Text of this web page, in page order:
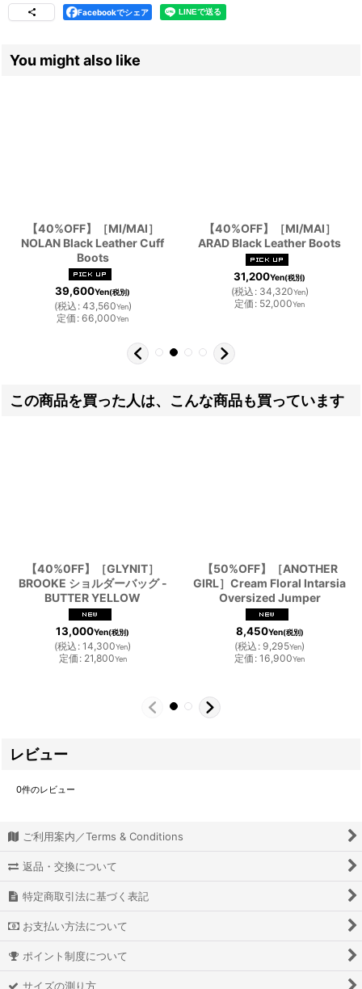
Facebookでシェア
You might also like
【40%OFF】［MI/MAI］
NOLAN Black Leather Cuff
Boots
39,600Yen(税別)
(税込 : 43,560Yen)
定価 : 66,000Yen
【40%OFF】［MI/MAI］
ARAD Black Leather Boots
31,200Yen(税別)
(税込 : 34,320Yen)
定価 : 52,000Yen
この商品を買った人は、こんな商品も買っています
【40%0FF】［GLYNIT］
BROOKE ショルダーバッグ -
BUTTER YELLOW
13,000Yen(税別)
(税込 : 14,300Yen)
定価 : 21,800Yen
【50%OFF】［ANOTHER
GIRL］Cream Floral Intarsia
Oversized Jumper
8,450Yen(税別)
(税込 : 9,295Yen)
定価 : 16,900Yen
レビュー
0件のレビュー
ご利用案内／Terms & Conditions
返品・交換について
特定商取引法に基づく表記
お支払い方法について
ポイント制度について
サイズの測り方